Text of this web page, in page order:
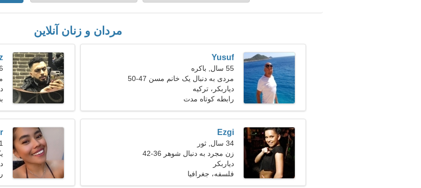
مردان و زنان آنلاین
Yusuf
55 سال, باکره
مردی به دنبال یک خانم مسن 47-50
دیاربکر، ترکیه
رابطه کوتاه مدت
Ezgi
34 سال, ثور
زن مجرد به دنبال شوهر 36-42
دیاربکر
فلسفه، جغرافیا